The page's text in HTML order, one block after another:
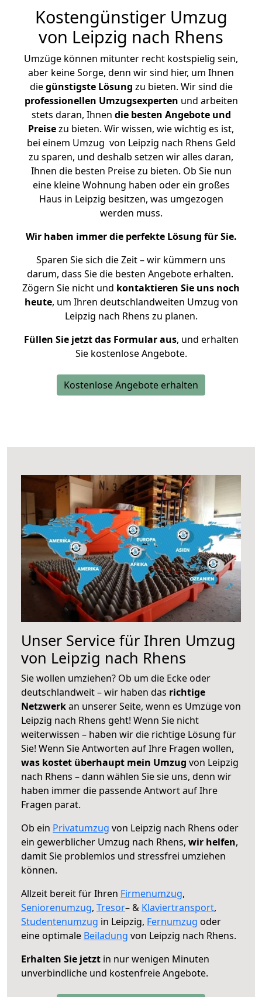
Kostengünstiger Umzug
von Leipzig nach Rhens
Umzüge können mitunter recht kostspielig sein,
aber keine Sorge, denn wir sind hier, um Ihnen
diegünstigste Lösung zu bieten. Wir sind die
professionellen Umzugsexperten und arbeiten
stets daran, Ihnen die besten Angebote und
Preisezu bieten. Wir wissen, wie wichtig es ist,
bei einem Umzug von Leipzig nach Rhens Geld
zu sparen, und deshalb setzen wir alles daran,
Ihnen die besten Preise zu bieten. Ob Sie nun
eine kleine Wohnung haben oder ein großes
Haus in Leipzig besitzen, was umgezogen
werden muss.
Wir haben immer die perfekte Lösung für Sie.
Sparen Sie sich die Zeit – wir kümmern uns
darum, dass Sie die besten Angebote erhalten.
Zögern Sie nicht und kontaktieren Sie uns noch
heute, um Ihren deutschlandweiten Umzug von
Leipzig nach Rhens zu planen.
Füllen Sie jetzt das Formular aus, und erhalten
Sie kostenlose Angebote.
Kostenlose Angebote erhalten
Unser Service für Ihren Umzug
von Leipzig nach Rhens
Sie wollen umziehen? Ob um die Ecke oder
deutschlandweit – wir haben das richtige
Netzwerkan unserer Seite, wenn es Umzüge von
Leipzig nach Rhens geht! Wenn Sie nicht
weiterwissen – haben wir die richtige Lösung für
Sie! Wenn Sie Antworten auf Ihre Fragen wollen,
was kostet überhaupt mein Umzug von Leipzig
nach Rhens – dann wählen Sie sie uns, denn wir
haben immer die passende Antwort auf Ihre
Fragen parat.
Ob ein Privatumzug von Leipzig nach Rhens oder
ein gewerblicher Umzug nach Rhens, wir helfen,
damit Sie problemlos und stressfrei umziehen
können.
Allzeit bereit für Ihren Firmenumzug,
Seniorenumzug, Tresor– & Klaviertransport,
Studentenumzug in Leipzig, Fernumzug oder
eine optimale Beiladung von Leipzig nach Rhens.
Erhalten Sie jetzt in nur wenigen Minuten
unverbindliche und kostenfreie Angebote.